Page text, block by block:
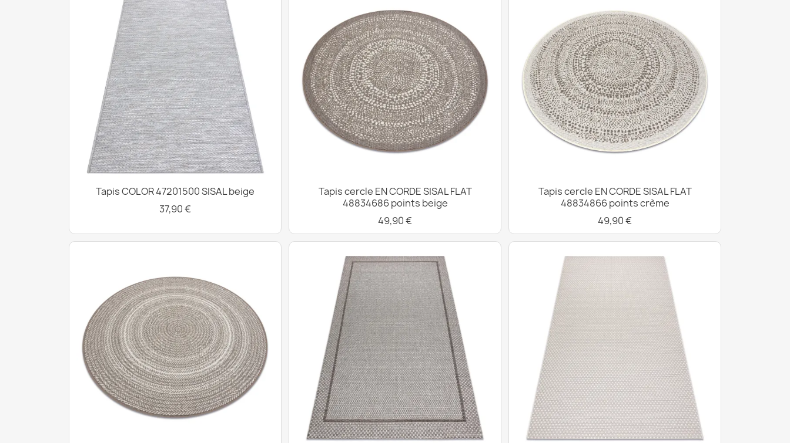
Tapis COLOR 47201500 SISAL beige
37,90 €
Tapis cercle EN CORDE SISAL FLAT
48834686 points beige
49,90 €
Tapis cercle EN CORDE SISAL FLAT
48834866 points crème
49,90 €